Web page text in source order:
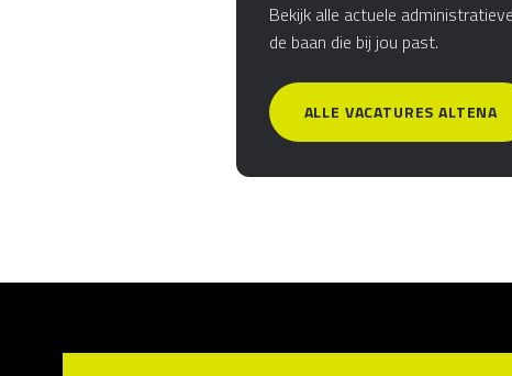
Bekijk alle actuele
de baan die bij jou past.
ALLE VACATURES ALTENA